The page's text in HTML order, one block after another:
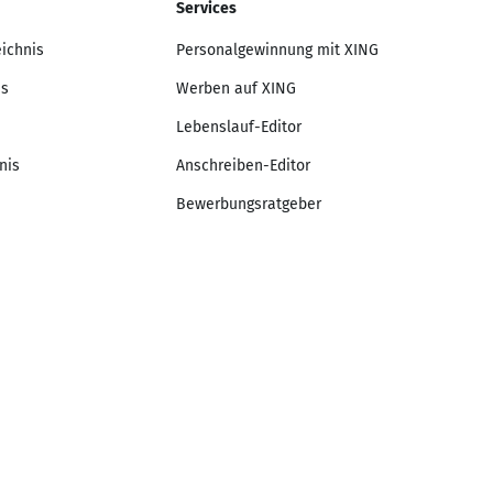
Services
Personalgewinnung mit XING
Werben auf XING
Lebenslauf-Editor
Anschreiben-Editor
Bewerbungsratgeber